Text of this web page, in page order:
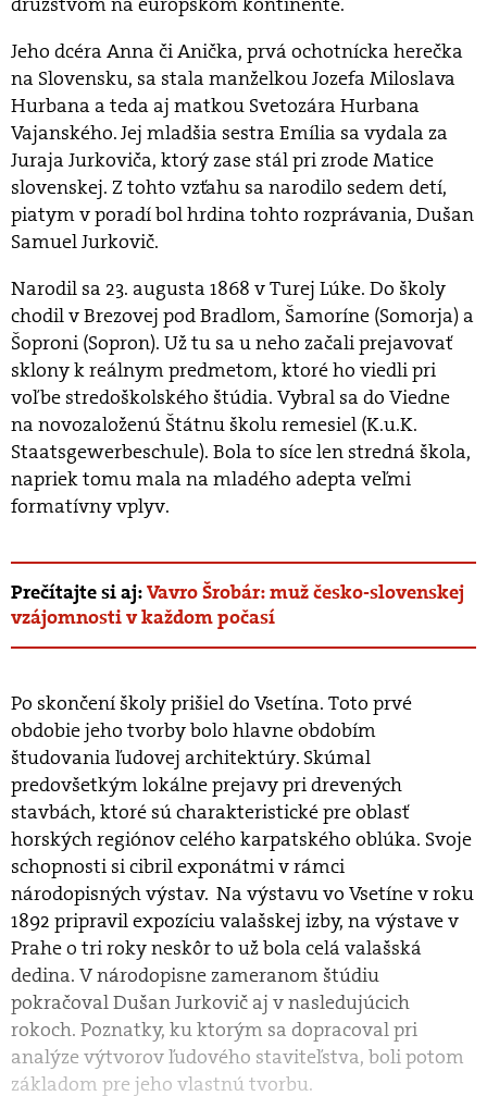
Jeho dcéra Anna či Anička, prvá ochotnícka herečka
na Slovensku, sa stala manželkou Jozefa Miloslava
Hurbana a teda aj matkou Svetozára Hurbana
Vajanského. Jej mladšia sestra Emília sa vydala za
Juraja Jurkoviča, ktorý zase stál pri zrode Matice
slovenskej. Z tohto vzťahu sa narodilo sedem detí,
piatym v poradí bol hrdina tohto rozprávania, Dušan
Samuel Jurkovič.
Narodil sa 23. augusta 1868 v Turej Lúke. Do školy
chodil v Brezovej pod Bradlom, Šamoríne (Somorja) a
Šoproni (Sopron). Už tu sa u neho začali prejavovať
sklony k reálnym predmetom, ktoré ho viedli pri
voľbe stredoškolského štúdia. Vybral sa do Viedne
na novozaloženú Štátnu školu remesiel (K.u.K.
Staatsgewerbeschule). Bola to síce len stredná škola,
napriek tomu mala na mladého adepta veľmi
formatívny vplyv.
Prečítajte si aj:Vavro Šrobár: muž česko-slovenskej
vzájomnosti v každom počasí
Po skončení školy prišiel do Vsetína. Toto prvé
obdobie jeho tvorby bolo hlavne obdobím
študovania ľudovej architektúry. Skúmal
predovšetkým lokálne prejavy pri drevených
stavbách, ktoré sú charakteristické pre oblasť
horských regiónov celého karpatského oblúka. Svoje
schopnosti si cibril exponátmi v rámci
národopisných výstav. Na výstavu vo Vsetíne v roku
1892 pripravil expozíciu valašskej izby, na výstave v
Prahe o tri roky neskôr to už bola celá valašská
dedina. V národopisne zameranom štúdiu
pokračoval Dušan Jurkovič aj v nasledujúcich
rokoch. Poznatky, ku ktorým sa dopracoval pri
analýze výtvorov ľudového staviteľstva, boli potom
základom pre jeho vlastnú tvorbu.